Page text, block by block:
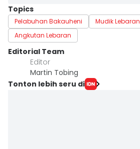
Topics
Pelabuhan Bakauheni Mudik Lebaran
Angkutan Lebaran
Editorial Team
Editor
Martin Tobing
Tonton lebih seru di